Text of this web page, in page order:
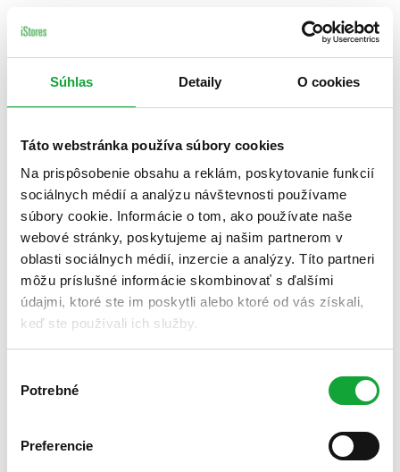
Súhlas Detaily O cookies
Táto webstránka používa súbory cookies
Na prispôsobenie obsahu a reklám, poskytovanie funkcií
sociálnych médií a analýzu návštevnosti používame
súbory cookie. Informácie o tom, ako používate naše
webové stránky, poskytujeme aj našim partnerom v
oblasti sociálnych médií, inzercie a analýzy. Títo partneri
môžu príslušné informácie skombinovať s ďalšími
údajmi, ktoré ste im poskytli alebo ktoré od vás získali,
keď ste používali ich služby.
súhlasu
Potrebné
Preferencie